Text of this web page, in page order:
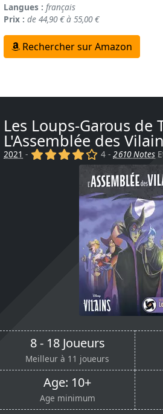
Langues : français
Prix : de 44,90 € à 55,00 €
Rechercher sur Amazon
Les Loups-Garous de
L'Assemblée des
2021 - (x) (x) (x) (x) ()4 -2 610 Notes
8 - 18 Joueurs
Meilleur à 11 joueurs
Age: 10+
Age minimum